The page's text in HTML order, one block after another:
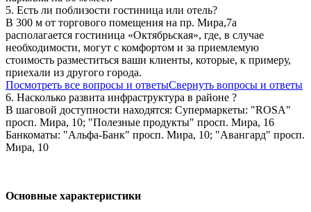
5. Есть ли поблизости гостиница или отель?
В 300 м от торгового помещения на пр. Мира,7а
располагается гостиница «Октябрьская», где, в случае
необходимости, могут с комфортом и за приемлемую
стоимость разместиться ваши клиенты, которые, к примеру,
приехали из другого города.
Посмотреть все вопросы и ответыСвернуть вопросы и ответы
6. Насколько развита инфраструктура в районе ?
В шаговой доступности находятся: Супермаркеты: "ROSA"
просп. Мира, 10; "Полезные продукты" просп. Мира, 16
Банкоматы: "Альфа-Банк" просп. Мира, 10; "Авангард" просп.
Мира, 10
Основные характеристики